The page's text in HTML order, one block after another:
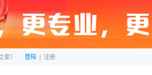
家！ 登陆 注册